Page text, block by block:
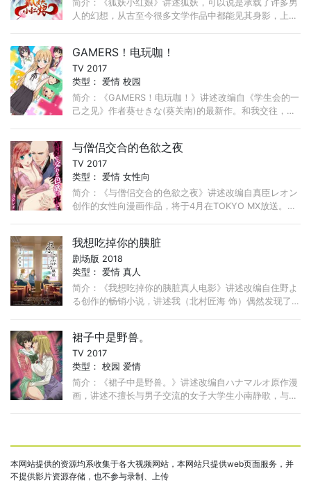
简介：《狐妖小红娘》讲述狐妖，可以说是承载了许多男
人的幻想，从古至今很多文学作品中都能见其身影，上至
GAMERS！电玩咖！
TV 2017
类型：爱情 校园
简介：《GAMERS！电玩咖！》讲述改编自《学生会的一
己之见》作者葵せきな(葵关南)的最新作。和我交往，试
与僧侣交合的色欲之夜
TV 2017
类型：爱情 女性向
简介：《与僧侣交合的色欲之夜》讲述改编自真臣レオン
创作的女性向漫画作品，将于4月在TOKYO MX放送。故
我想吃掉你的胰脏
剧场版 2018
类型：爱情 真人
简介：《我想吃掉你的胰脏真人电影》讲述改编自住野よ
る创作的畅销小说，讲述我（北村匠海 饰）偶然发现了
裙子中是野兽。
TV 2017
类型：校园 爱情
简介：《裙子中是野兽。》讲述改编自ハナマルオ原作漫
画，讲述不擅长与男子交流的女子大学生小南静歌，与同
本网站提供的资源均系收集于各大视频网站，本网站只提供web页面服务，并
不提供影片资源存储，也不参与录制、上传